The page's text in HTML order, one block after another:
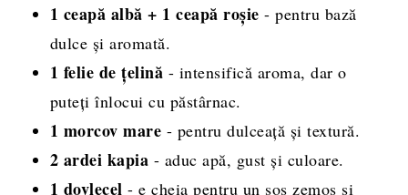
1 ceapă albă + 1 ceapă roșie - pentru bază
dulce și aromată.
1 felie de țelină - intensifică aroma, dar o
puteți înlocui cu păstârnac.
1 morcov mare - pentru dulceață și textură.
2 ardei kapia - aduc apă, gust și culoare.
1 dovlecel - e cheia pentru un sos zemos și